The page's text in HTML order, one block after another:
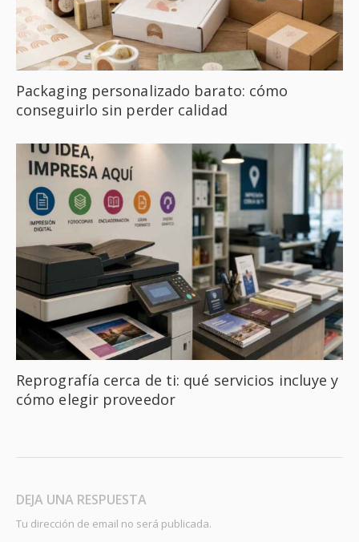
Packaging personalizado barato: cómo
conseguirlo sin perder calidad
Reprografía cerca de ti: qué servicios incluye y
cómo elegir proveedor
DEJA UNA RESPUESTA
Tu dirección de email no será publicada.